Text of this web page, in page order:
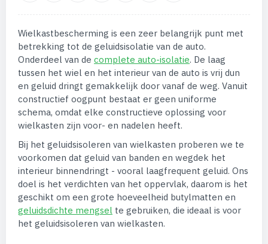
Wielkastbescherming is een zeer belangrijk punt met
betrekking tot de geluidsisolatie van de auto.
Onderdeel van de complete auto-isolatie. De laag
tussen het wiel en het interieur van de auto is vrij dun
en geluid dringt gemakkelijk door vanaf de weg. Vanuit
constructief oogpunt bestaat er geen uniforme
schema, omdat elke constructieve oplossing voor
wielkasten zijn voor- en nadelen heeft.
Bij het geluidsisoleren van wielkasten proberen we te
voorkomen dat geluid van banden en wegdek het
interieur binnendringt - vooral laagfrequent geluid. Ons
doel is het verdichten van het oppervlak, daarom is het
geschikt om een grote hoeveelheid butylmatten en
geluidsdichte mengsel te gebruiken, die ideaal is voor
het geluidsisoleren van wielkasten.